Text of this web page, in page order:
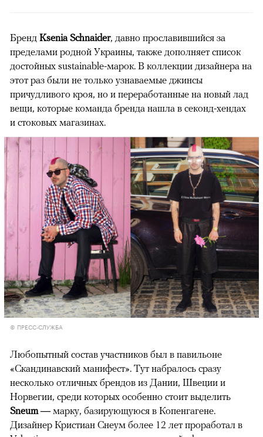
Бренд Ksenia Schnaider, давно прославившийся за
пределами родной Украины, также дополняет список
достойных sustainable-марок. В коллекции дизайнера на
этот раз были не только узнаваемые джинсы
причудливого кроя, но и переработанные на новый лад
вещи, которые команда бренда нашла в секонд-хендах
и стоковых магазинах.
© ПРЕСС-СЛУЖБА
Любопытный состав участников был в павильоне
«Скандинавский манифест». Тут набралось сразу
несколько отличных брендов из Дании, Швеции и
Норвегии, среди которых особенно стоит выделить
Sneum —марку, базирующуюся в Копенгагене.
Дизайнер Кристиан Снеум более 12 лет проработал в